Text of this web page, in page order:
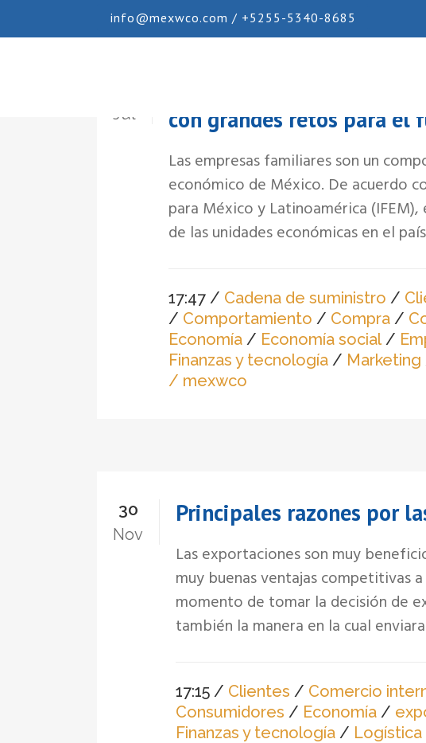
info@mexwco.com / +5255-5340-8685
Jul
con grandes retos para el
Las empresas familiares son un
económico de México. De acuerdo
para México y Latinoamérica
de las unidades económicas en el
17:47 / Cadena de suministro /
/ Comportamiento / Compra /
Economía / Economía social/
Finanzas y tecnología / Marketing
/ mexwco
30
Nov
Principales razones por
Las exportaciones son muy
muy buenas ventajas competitivas
momento de tomar la decisión de
también la manera en la cual
17:15 / Clientes / Comercio
Consumidores / Economía /
Finanzas y tecnología / Logística